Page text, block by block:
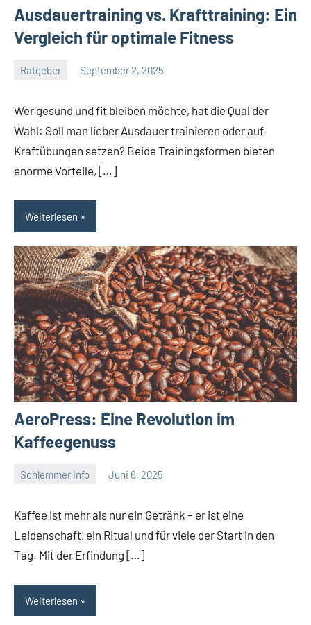
Ausdauertraining vs. Krafttraining: Ein
Vergleich für optimale Fitness
Ratgeber September 2, 2025
Tapas
Wer gesund und fit bleiben möchte, hat die Qual der
Wahl: Soll man lieber Ausdauer trainieren oder auf
Kraftübungen setzen? Beide Trainingsformen bieten
enorme Vorteile, […]
Weiterlesen
AeroPress: Eine Revolution im
Kaffeegenuss
Schlemmer Info Juni 6, 2025
Kaffee ist mehr als nur ein Getränk – er ist eine
Leidenschaft, ein Ritual und für viele der Start in den
Tag. Mit der Erfindung […]
Weiterlesen